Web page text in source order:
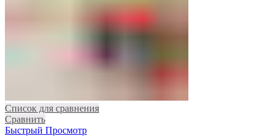
Список для сравнения
Сравнить
Быстрый Просмотр